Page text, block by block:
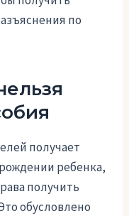
по
получает
ребенка,
получить
обусловлено